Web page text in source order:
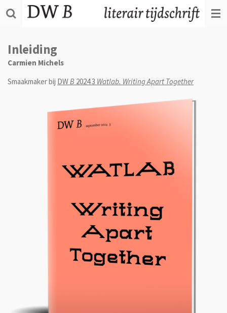
Ga
direct
de
hoofdinhoud
Inleiding
Carmien Michels
Smaakmaker bij DWB 2024 3 Watlab. Writing Apart Together